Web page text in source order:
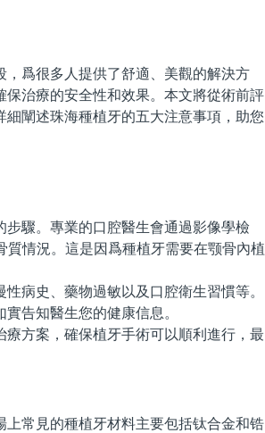
爲很多人提供了舒適、美觀的解決方
治療的安全性和效果。本文將從術前評
闡述珠海種植牙的五大注意事項，助您
驟。專業的口腔醫生會通過影像學檢
情況。這是因爲種植牙需要在颚骨內植
史、藥物過敏以及口腔衛生習慣等。
告知醫生您的健康信息。
方案，確保植牙手術可以順利進行，最
常見的種植牙材料主要包括钛合金和锆